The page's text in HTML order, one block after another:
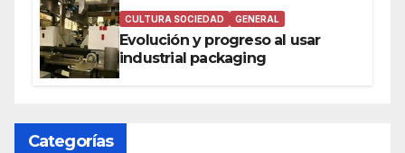
CULTURA SOCIEDAD GENERAL
Evolución y progreso al usar
industrial packaging
Categorías